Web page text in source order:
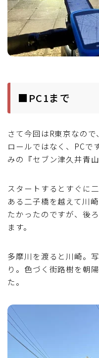
■PC1まで
さて今回はR東京なの
ロールではなく、PCで
みの『セブン津久井青
スタートするとすぐに
ある二子橋を越えて川
たかったのですが、後
ます。
多摩川を渡ると川崎。
り。色づく街路樹を朝
た。